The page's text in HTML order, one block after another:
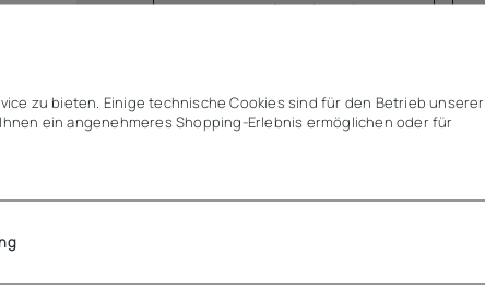
Angebot (PDF)
zu bieten. Einige technische Cookies sind für den Betrieb unserer
ein angenehmeres Shopping-Erlebnis ermöglichen oder für